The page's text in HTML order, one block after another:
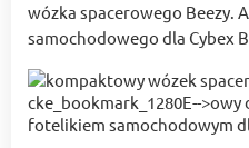
wózka spacerowego Beezy.
samochodowego dla Cybex